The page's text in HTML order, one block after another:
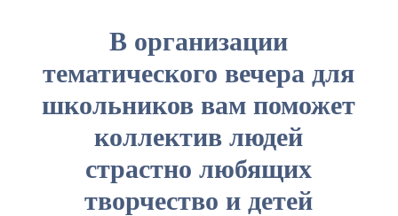
В организации
тематического вечера для
школьников вам поможет
коллектив людей
страстно любящих
творчество и детей